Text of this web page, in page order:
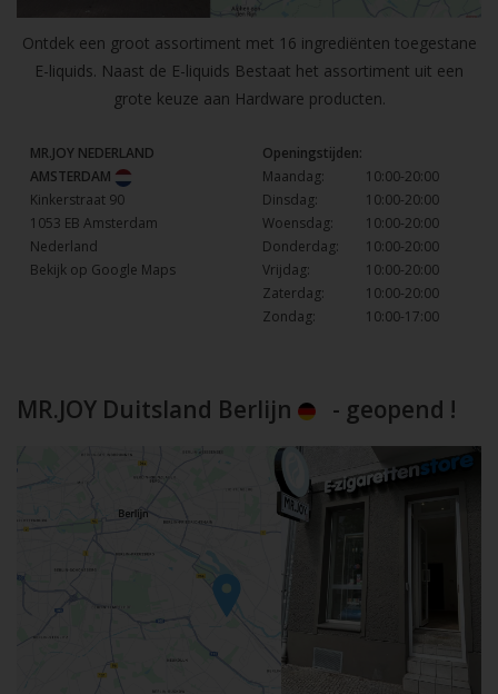
Ontdek een groot assortiment met 16 ingrediënten toegestane
E-liquids. Naast de E-liquids Bestaat het assortiment uit een
grote keuze aan Hardware producten.
MR.JOY NEDERLAND
AMSTERDAM
Kinkerstraat 90
1053 EB Amsterdam
Nederland
Bekijk op Google Maps
Openingstijden:
Maandag:
10:00-20:00
Dinsdag:
10:00-20:00
Woensdag:
10:00-20:00
Donderdag:
10:00-20:00
Vrijdag:
10:00-20:00
Zaterdag:
10:00-20:00
Zondag:
10:00-17:00
MR.JOY Duitsland Berlijn - geopend !